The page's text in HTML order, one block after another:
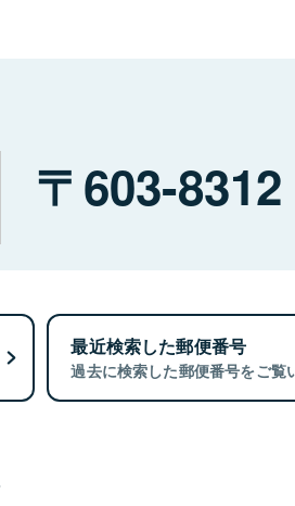
603-8312
最近検索した郵便番号
過去に検索した郵便番号をご覧